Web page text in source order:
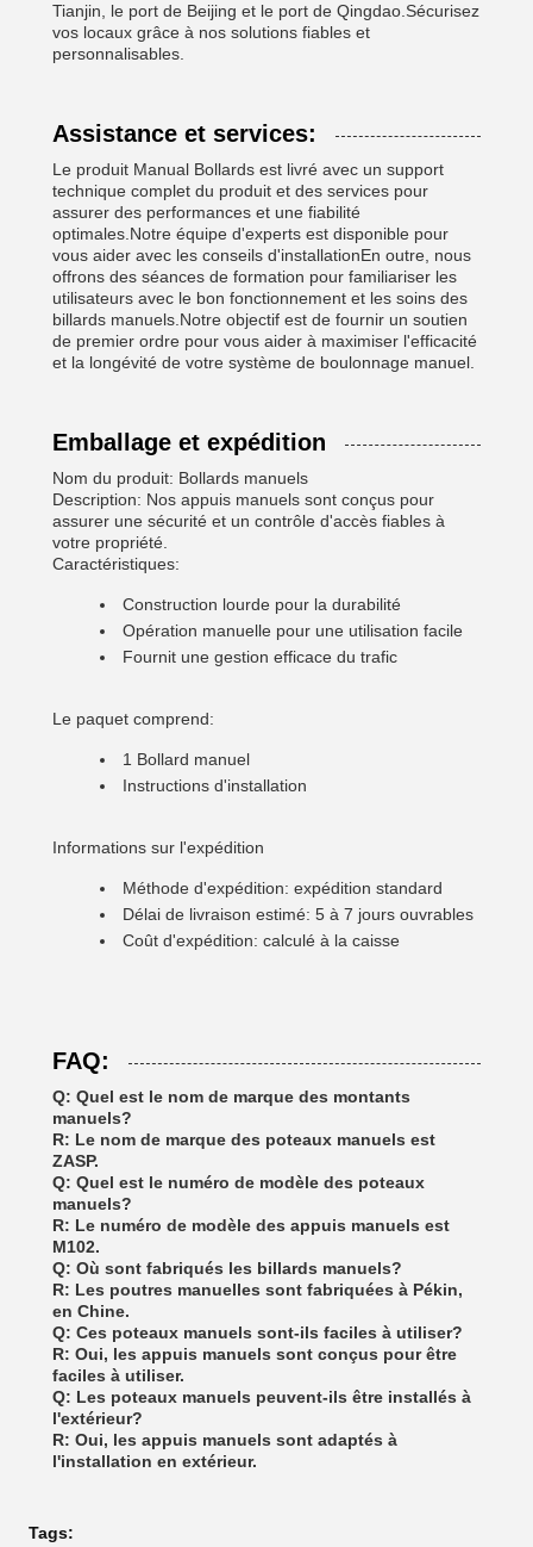
Tianjin, le port de Beijing et le port de Qingdao.Sécurisez
vos locaux grâce à nos solutions fiables et
personnalisables.
Assistance et services:
Le produit Manual Bollards est livré avec un support
technique complet du produit et des services pour
assurer des performances et une fiabilité
optimales.Notre équipe d'experts est disponible pour
vous aider avec les conseils d'installationEn outre, nous
offrons des séances de formation pour familiariser les
utilisateurs avec le bon fonctionnement et les soins des
billards manuels.Notre objectif est de fournir un soutien
de premier ordre pour vous aider à maximiser l'efficacité
et la longévité de votre système de boulonnage manuel.
Emballage et expédition
Nom du produit: Bollards manuels
Description: Nos appuis manuels sont conçus pour
assurer une sécurité et un contrôle d'accès fiables à
votre propriété.
Caractéristiques:
Construction lourde pour la durabilité
Opération manuelle pour une utilisation facile
Fournit une gestion efficace du trafic
Le paquet comprend:
1 Bollard manuel
Instructions d'installation
Informations sur l'expédition
Méthode d'expédition: expédition standard
Délai de livraison estimé: 5 à 7 jours ouvrables
Coût d'expédition: calculé à la caisse
FAQ:
Q: Quel est le nom de marque des montants
manuels?
R: Le nom de marque des poteaux manuels est
ZASP.
Q: Quel est le numéro de modèle des poteaux
manuels?
R: Le numéro de modèle des appuis manuels est
M102.
Q: Où sont fabriqués les billards manuels?
R: Les poutres manuelles sont fabriquées à Pékin,
en Chine.
Q: Ces poteaux manuels sont-ils faciles à utiliser?
R: Oui, les appuis manuels sont conçus pour être
faciles à utiliser.
Q: Les poteaux manuels peuvent-ils être installés à
l'extérieur?
R: Oui, les appuis manuels sont adaptés à
l'installation en extérieur.
Tags: